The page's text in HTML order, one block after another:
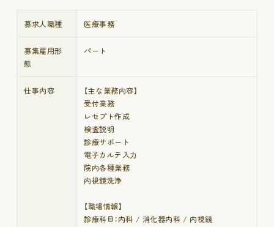
募求人職種 医療事務
募集雇用形
態
パート
仕事内容
【主な業務内容】
受付業務
レセプト作成
検査説明
診療サポート
電子カルテ入力
院内各種業務
内視鏡洗浄
【職場情報】
診療科目：内科 / 消化器内科 / 内視鏡